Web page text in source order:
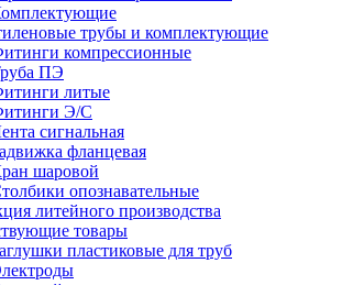
трубы и комплектующие
компрессионные
ПЭ
литые
Э/С
сигнальная
фланцевая
шаровой
опознавательные
литейного производства
товары
пластиковые для труб